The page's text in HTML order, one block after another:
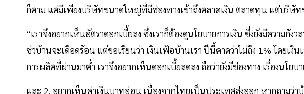
ก็ตาม แต่มีเพียงบริษัทขนาดใหญ่ที่มีช่องทางเข้าถึงตลาดเงิน ตลาดทุน แต่บริษั
“เราจึงอยากเห็นอัตราดอกเบี้ยลง ซึ่งเราก็ต้องดูนโยบายการเงิน ซึ่งยังมีความกัง
ช่วบ้านจะเดือดร้อน แต่ขอเรียนว่า เงินเฟ้อบ้านเรา ปีนี้คาดว่าไม่ถึง 1% โดยเงิ
การผลิตที่ผ่านมาต่ำ เราจึงอยากเห็นดอกเบี้ยลดลง ถือว่ายังมีช่องทาง เรื่องนโยบา
และ 2. อยากเห็นค่าเงินบาทอ่อน เนื่องจากไทยเป็นประเทศส่งออก หากถามว่า